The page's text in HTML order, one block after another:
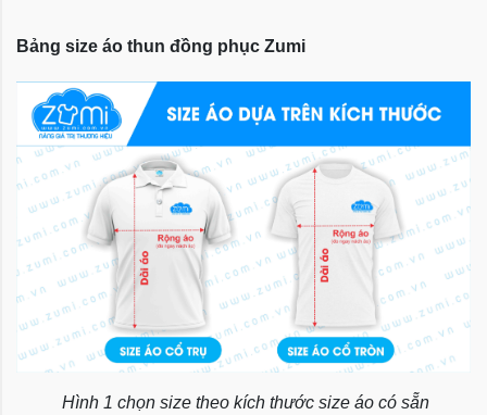
Bảng size áo thun đồng phục Zumi
Hình 1 chọn size theo kích thước size áo có sẵn